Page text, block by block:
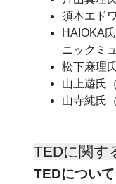
須本エド
HAIOKA
ニックミ
松下麻理
山上遊氏
山寺純氏
TEDに関す
TEDについて